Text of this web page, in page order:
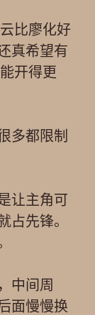
比廖化好
真希望有
开得更
多都限制
让主角可
占先锋。
中间周
面慢慢换